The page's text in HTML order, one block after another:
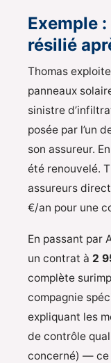
Exemple
résilié
Thomas
panneaux
sinistre
posée par l’un
son assureur.
été renouvelé.
assureurs
€/an pour une
En passant par
un contrat à 2
complète
compagnie
expliquant les
de contrôle
concerné) — ce